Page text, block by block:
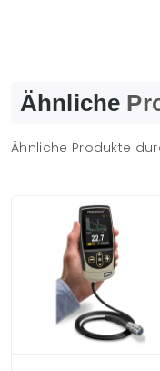
Ähnliche
Ähnliche Produkte